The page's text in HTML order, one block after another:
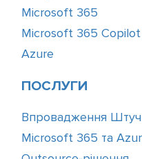
Microsoft 365
Microsoft 365 Copilot
Azure
ПОСЛУГИ
Впровадження
Microsoft 365 та